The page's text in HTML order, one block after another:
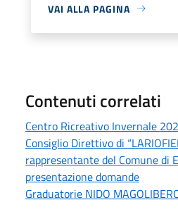
VAI ALLA PAGINA
Contenuti correlati
Centro Ricreativo Invernale
Consiglio Direttivo di
rappresentante del Comune di
presentazione domande
Graduatorie NIDO